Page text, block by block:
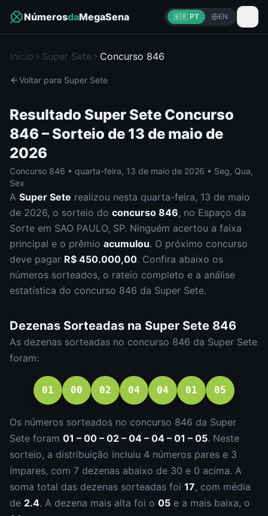
NúmerosdaMegaSena 🇧🇷 PT EN
Início Super Sete Concurso 846
Voltar para Super Sete
Resultado Super Sete Concurso
846 – Sorteio de 13 de maio de
2026
Concurso 846 • quarta-feira, 13 de maio de 2026 • Seg, Qua,
Sex
A Super Sete realizou nesta quarta-feira, 13 de maio
de 2026, o sorteio do concurso 846, no Espaço da
Sorte em SAO PAULO, SP. Ninguém acertou a faixa
principal e o prêmio acumulou. O próximo concurso
deve pagar R$ 450.000,00. Confira abaixo os
números sorteados, o rateio completo e a análise
estatística do concurso 846 da Super Sete.
Dezenas Sorteadas na Super Sete 846
As dezenas sorteadas no concurso 846 da Super Sete
foram:
01 00 02 04 04 01 05
Os números sorteados no concurso 846 da Super
Sete foram 01 – 00 – 02 – 04 – 04 – 01 – 05. Neste
sorteio, a distribuição incluiu 4 números pares e 3
ímpares, com 7 dezenas abaixo de 30 e 0 acima. A
soma total das dezenas sorteadas foi 17, com média
de 2.4. A dezena mais alta foi o 05 e a mais baixa, o